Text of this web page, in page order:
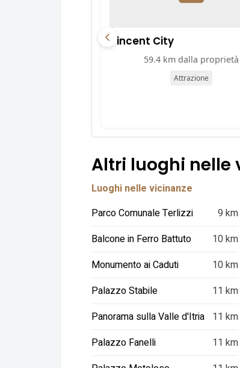
Vincent City
59.4 km dalla proprietà
Attrazione
Altri luoghi nelle
Luoghi nelle vicinanze
Parco Comunale Terlizzi
9 km
Balcone in Ferro Battuto
10 km
Monumento ai Caduti
10 km
Palazzo Stabile
11 km
Panorama sulla Valle d'Itria 11 km
Palazzo Fanelli
11 km